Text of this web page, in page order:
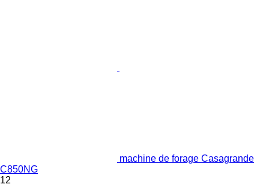
machine de forage Casagrande
C850NG
12